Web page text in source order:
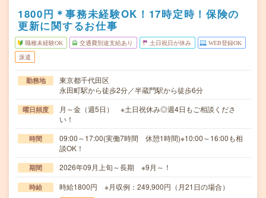
1800円＊事務未経験OK！17時定時！保険の
更新に関するお仕事
職種未経験OK 交通費別途支給あり 土日祝日が休み WEB登録OK
派遣
勤務地
東京都千代田区
永田町駅から徒歩2分／半蔵門駅から徒歩6分
曜日頻度
月～金（週5日） ※土日祝休み◎週4日もご相談くださ
い！
時間
09:00～17:00(実働7時間 休憩1時間)※10:00～16:00も相
談OK！
期間 2026年09月上旬～長期 ※9月～！
時給 時給1800円 ※月収例：249,900円（月21日の場合）